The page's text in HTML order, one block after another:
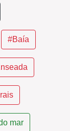
#Baía
mar